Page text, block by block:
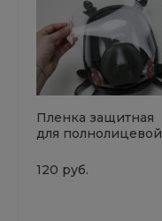
Пленка защитная
для полнолицевой
120 руб.